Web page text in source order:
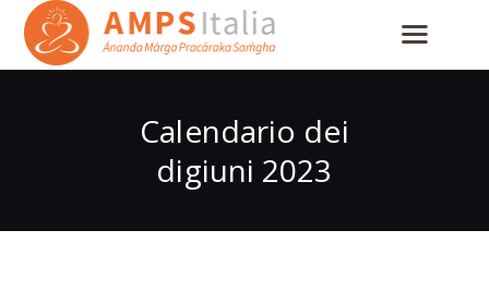
Calendario dei
digiuni 2023